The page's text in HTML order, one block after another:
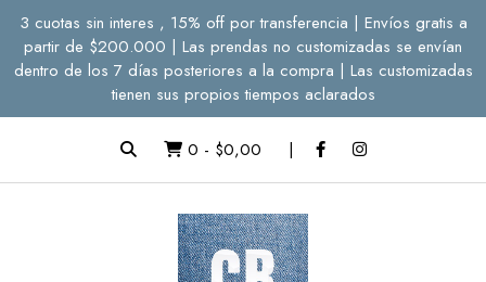
3 cuotas sin interes , 15% off por transferencia | Envíos gratis a
partir de $200.000 | Las prendas no customizadas se envían
dentro de los 7 días posteriores a la compra | Las customizadas
tienen sus propios tiempos aclarados
0 - $0,00